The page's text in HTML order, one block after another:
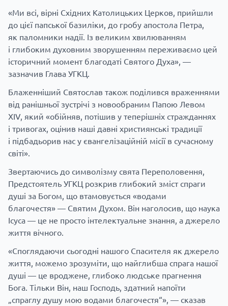
«Ми всі, вірні Східних Католицьких Церков, прийшли
до цієї папської базиліки, до гробу апостола Петра,
як паломники надії. Із великим хвилюванням
і глибоким духовним зворушенням переживаємо цей
історичний момент благодаті Святого Духа», —
зазначив Глава УГКЦ.
Блаженніший Святослав також поділився враженнями
від ранішньої зустрічі з новообраним Папою Левом
XIV, який «обійняв, потішив у теперішніх стражданнях
і тривогах, оцінив наші давні християнські традиції
і підбадьорив нас у євангелізаційній місії в сучасному
світі».
Звертаючись до символізму свята Переполовення,
Предстоятель УГКЦ розкрив глибокий зміст спраги
душі за Богом, що втамовується «водами
благочестя» — Святим Духом. Він наголосив, що наука
Ісуса — це не просто інтелектуальне знання, а джерело
життя вічного.
«Споглядаючи сьогодні нашого Спасителя як джерело
життя, можемо зрозуміти, що найглибша спрага нашої
душі — це вроджене, глибоко людське прагнення
Бога. Тільки Він, наш Господь, здатний напоїти
„спраглу душу мою водами благочестя“», — сказав